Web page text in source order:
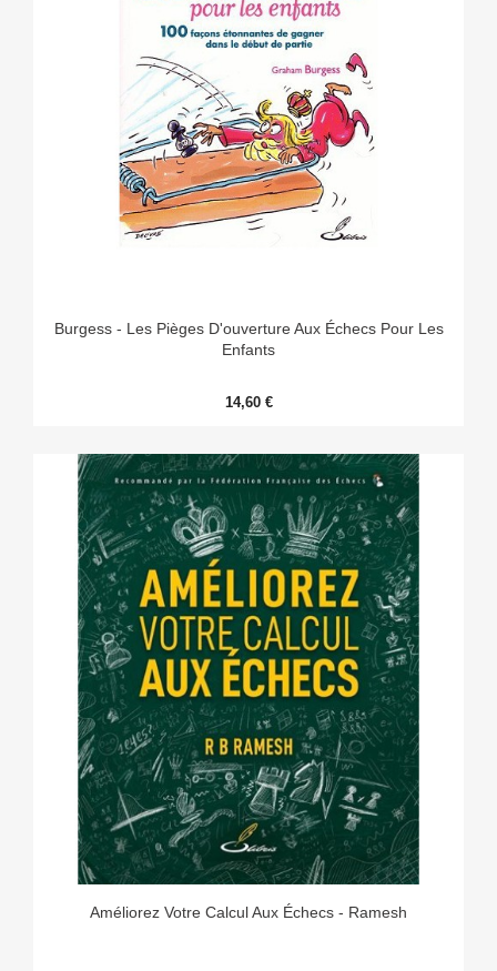
Burgess - Les Pièges D'ouverture Aux Échecs Pour Les
Enfants
14,60 €
Améliorez Votre Calcul Aux Échecs - Ramesh